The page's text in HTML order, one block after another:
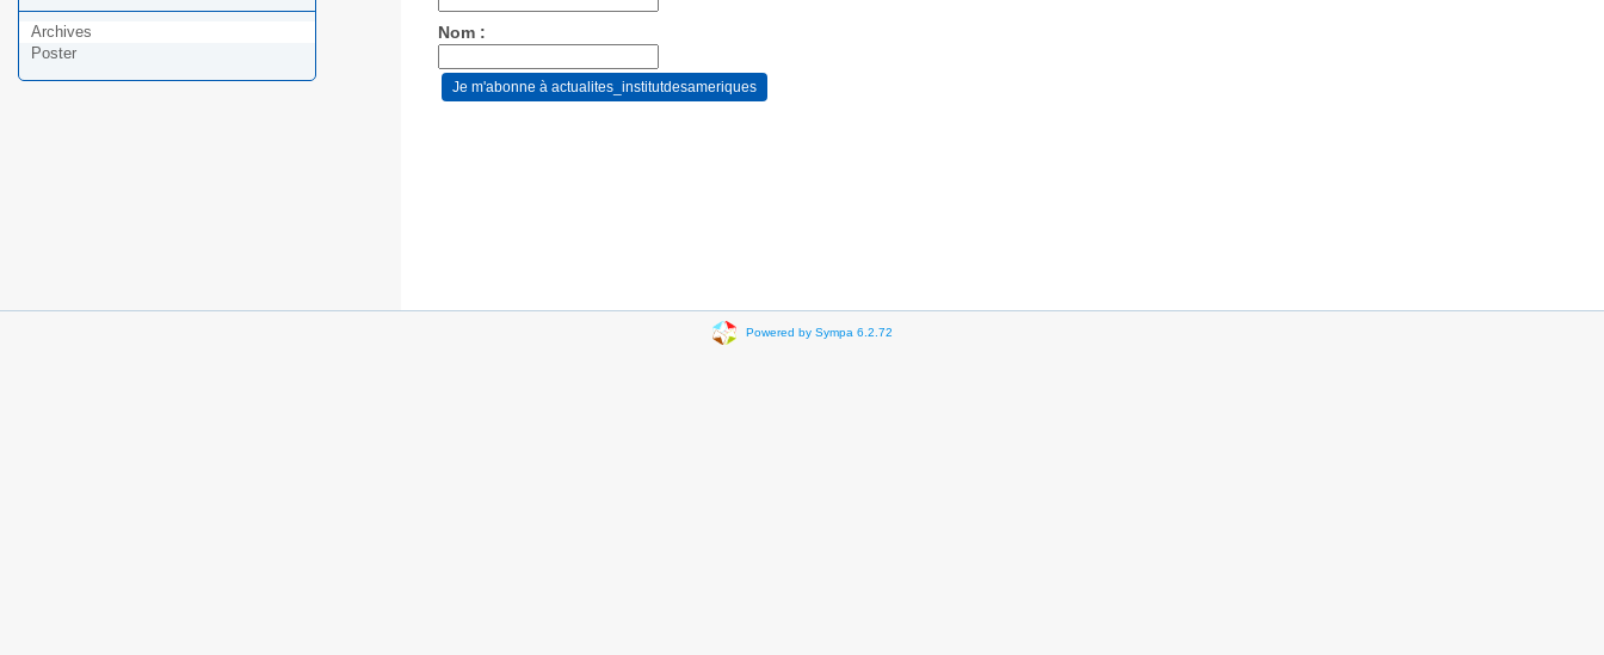
Archives
Poster
Nom :
Powered by Sympa 6.2.72